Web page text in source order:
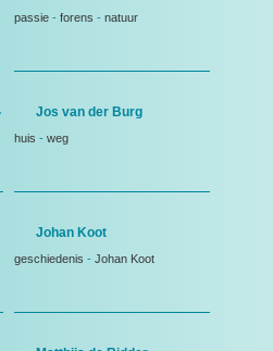
passie - forens - natuur
Jos van der Burg
huis - weg
Johan Koot
geschiedenis - Johan Koot